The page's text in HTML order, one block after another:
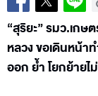
“สุริยะ” รมว.เกษ
หลวง ขอเดินหน้า
ออก ย้ำ โยกย้ายไ